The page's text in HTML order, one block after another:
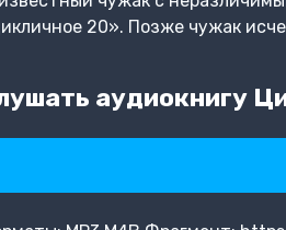
20». Позже чужак
аудиокнигу